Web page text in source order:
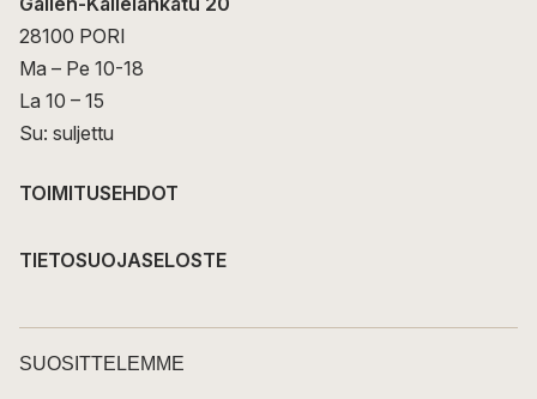
28100 PORI
Ma – Pe 10-18
La 10 – 15
Su: suljettu
TOIMITUSEHDOT
TIETOSUOJASELOSTE
SUOSITTELEMME